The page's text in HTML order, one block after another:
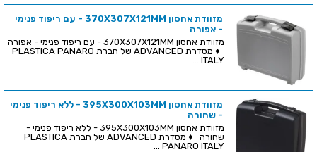
מזוודת אחסון 370X307X121MM - עם ריפוד פנימי
- אפורה
מזוודת אחסון 370X307X121MM - עם ריפוד פנימי - אפורה
♦ מסדרת ADVANCED של חברת PLASTICA PANARO
ITALY ...
מזוודת אחסון 395X300X103MM - ללא ריפוד פנימי
- שחורה
מזוודת אחסון 395X300X103MM - ללא ריפוד פנימי -
שחורה ♦ מסדרת ADVANCED של חברת PLASTICA
PANARO ITALY ...